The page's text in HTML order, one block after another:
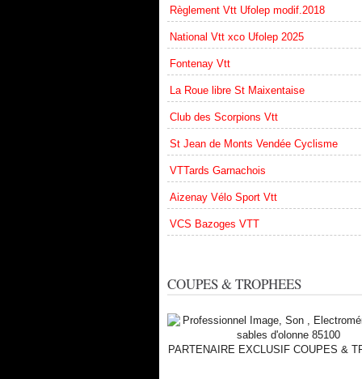
Règlement Vtt Ufolep modif.2018
National Vtt xco Ufolep 2025
Fontenay Vtt
La Roue libre St Maixentaise
Club des Scorpions Vtt
St Jean de Monts Vendée Cyclisme
VTTards Garnachois
Aizenay Vélo Sport Vtt
VCS Bazoges VTT
COUPES & TROPHEES
PARTENAIRE EXCLUSIF COUPES &